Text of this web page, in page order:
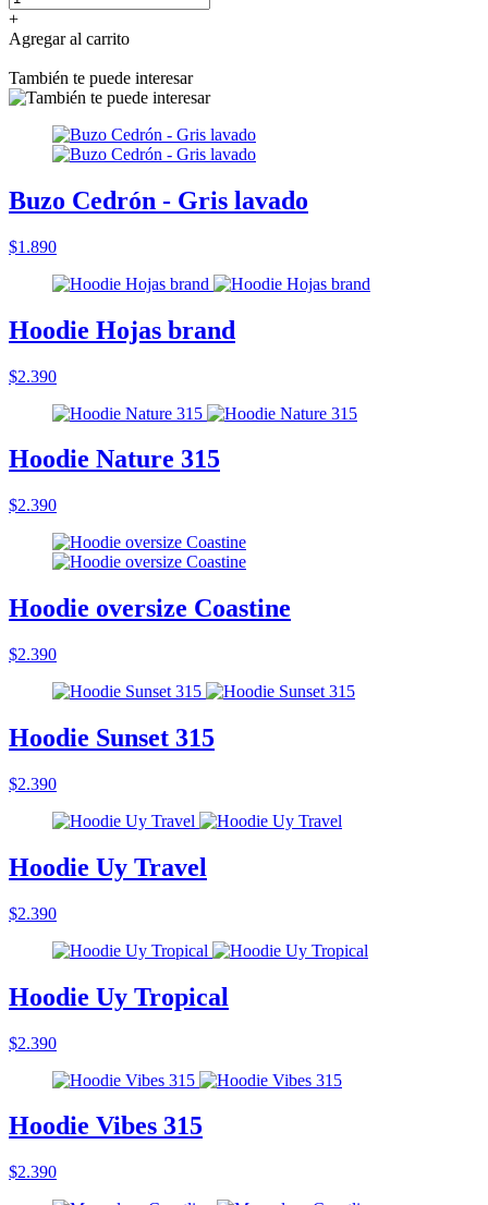
+
Agregar al carrito
También te puede interesar
Buzo Cedrón - Gris lavado
$1.890
Hoodie Hojas brand
$2.390
Hoodie Nature 315
$2.390
Hoodie oversize Coastine
$2.390
Hoodie Sunset 315
$2.390
Hoodie Uy Travel
$2.390
Hoodie Uy Tropical
$2.390
Hoodie Vibes 315
$2.390